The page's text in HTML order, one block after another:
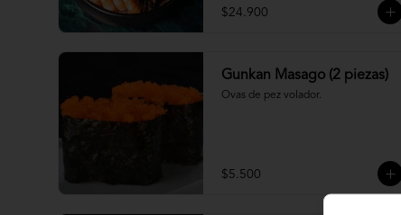
$24.900
Gunkan Masago (2 piezas)
Ovas de pez volador.
$5.500